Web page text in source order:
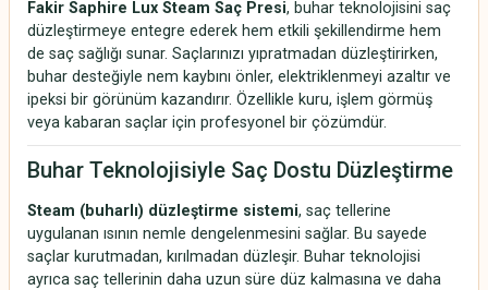
Fakir Saphire Lux Steam Saç Presi, buhar teknolojisini saç
düzleştirmeye entegre ederek hem etkili şekillendirme hem
de saç sağlığı sunar. Saçlarınızı yıpratmadan düzleştirirken,
buhar desteğiyle nem kaybını önler, elektriklenmeyi azaltır ve
ipeksi bir görünüm kazandırır. Özellikle kuru, işlem görmüş
veya kabaran saçlar için profesyonel bir çözümdür.
Buhar Teknolojisiyle Saç Dostu Düzleştirme
Steam (buharlı) düzleştirme sistemi, saç tellerine
uygulanan ısının nemle dengelenmesini sağlar. Bu sayede
saçlar kurutmadan, kırılmadan düzleşir. Buhar teknolojisi
ayrıca saç tellerinin daha uzun süre düz kalmasına ve daha